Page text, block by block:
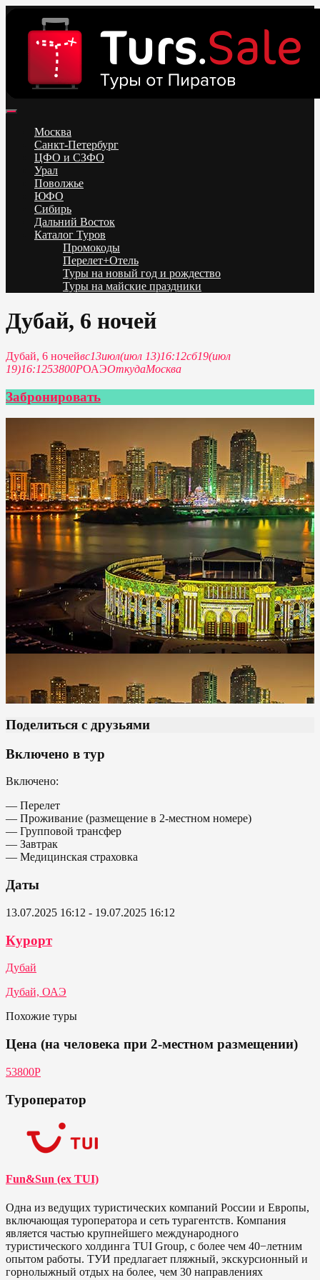
content
Низкие цены на путевки 3-7-10 ночей все включено, отдых на
море. Распродажа экскурсионных и горнолыжных туров.
Обновление каждый день. Официальный сайт Тур Сейл
Москва
Санкт-Петербург
ЦФО и СЗФО
Урал
Поволжье
ЮФО
Сибирь
Дальний Восток
Каталог Туров
Промокоды
Перелет+Отель
Туры на новый год и рождество
Туры на майские праздники
Telegram
Дубай, 6 ночей
Дубай, 6 ночейвс13июл(июл 13)16:12сб19(июл
19)16:1253800PОАЭОткудаМосква
Забронировать
Поделиться с друзьями
Включено в тур
Включено:
— Перелет
— Проживание (размещение в 2-местном номере)
— Групповой трансфер
— Завтрак
— Медицинская страховка
Даты
13.07.2025 16:12 - 19.07.2025 16:12
Курорт
Дубай
Дубай, ОАЭ
Похожие туры
Цена (на человека при 2-местном размещении)
53800P
Туроператор
Fun&Sun (ex TUI)
Одна из ведущих туристических компаний России и Европы,
включающая туроператора и сеть турагентств. Компания
является частью крупнейшего международного
туристического холдинга TUI Group, с более чем 40−летним
опытом работы. ТУИ предлагает пляжный, экскурсионный и
горнолыжный отдых на более, чем 30 направлениях